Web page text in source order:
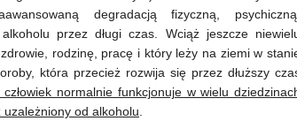
degradacją fizyczną,
przez długi czas. Wciąż jeszcze
rodzinę, pracę i który leży na ziemi w
która przecież rozwija się przez dłuższy
normalnie funkcjonuje w wielu
od alkoholu